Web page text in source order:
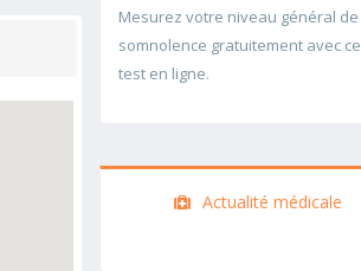
Mesurez votre niveau général de
somnolence gratuitement avec ce
test en ligne.
Actualité médicale